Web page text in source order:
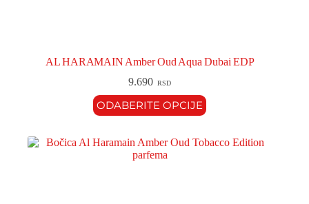
AL HARAMAIN Amber Oud Aqua Dubai EDP
9.690 RSD
ODABERITE OPCIJE